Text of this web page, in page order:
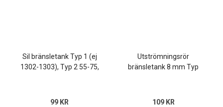
Sil bränsletank Typ 1 (ej
1302-1303), Typ 2 55-75,
99 KR
Utströmningsrör
bränsletank 8 mm Typ
109 KR